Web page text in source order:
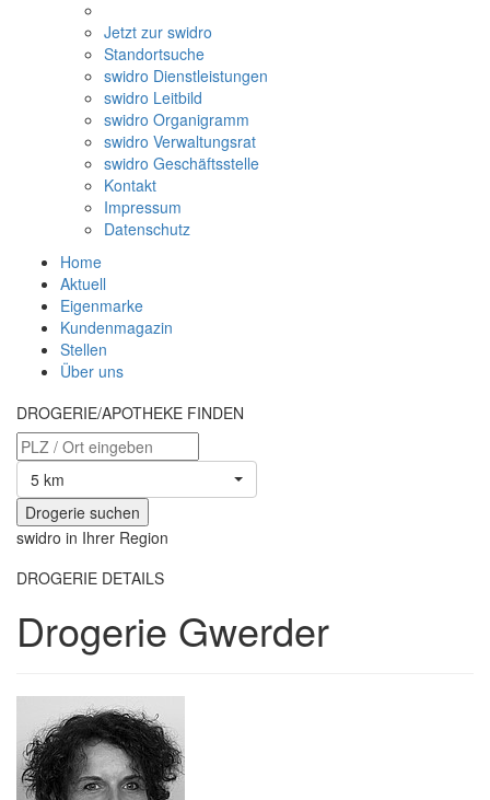
Jetzt zur swidro
Standortsuche
swidro Dienstleistungen
swidro Leitbild
swidro Organigramm
swidro Verwaltungsrat
swidro Geschäftsstelle
Kontakt
Impressum
Datenschutz
Home
Aktuell
Eigenmarke
Kundenmagazin
Stellen
Über uns
DROGERIE/APOTHEKE FINDEN
5 km
swidro in Ihrer Region
DROGERIE DETAILS
Drogerie Gwerder